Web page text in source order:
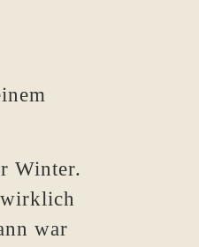
Winter.
wirklich
war